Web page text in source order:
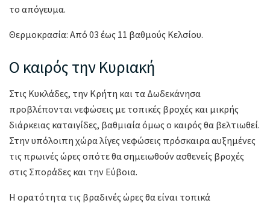
το απόγευμα.
Θερμοκρασία: Από 03 έως 11 βαθμούς Κελσίου.
Ο καιρός την Κυριακή
Στις Κυκλάδες, την Κρήτη και τα Δωδεκάνησα
προβλέπονται νεφώσεις με τοπικές βροχές και μικρής
διάρκειας καταιγίδες, βαθμιαία όμως ο καιρός θα βελτιωθεί.
Στην υπόλοιπη χώρα λίγες νεφώσεις πρόσκαιρα αυξημένες
τις πρωινές ώρες οπότε θα σημειωθούν ασθενείς βροχές
στις Σποράδες και την Εύβοια.
Η ορατότητα τις βραδινές ώρες θα είναι τοπικά